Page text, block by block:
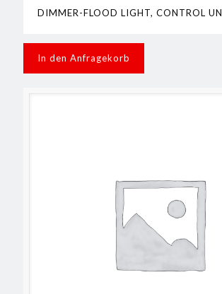
DIMMER-FLOOD LIGHT, CONTROL UN
In den Anfragekorb